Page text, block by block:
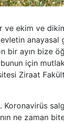
ekim ve
anayasal
ayın bize
için
Ziraat
ne zaman